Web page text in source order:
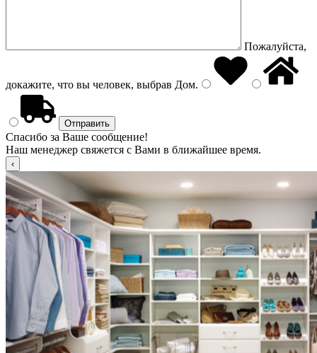
Пожалуйста,
докажите, что вы человек, выбрав Дом.
Спасибо за Ваше сообщение!
Наш менеджер свяжется с Вами в ближайшее время.